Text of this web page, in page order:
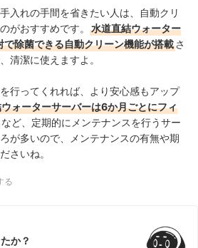
入れの手間を省きたい人は、自動クリ
がおすすめです。
水道直結ウォーター
除菌できる自動クリーン機能が搭載さ
清潔に使えますよ。
行ってくれれば、より安心感もアップ
ォーターサーバーは6か月ごとにフィ
など、定期的にメンテナンスを行うサー
が多いので、メンテナンスの有無や期
さいね。
る
か？